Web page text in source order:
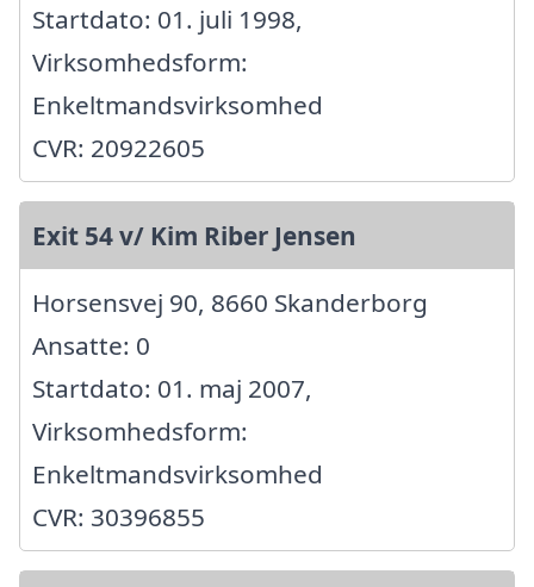
Startdato: 01. juli 1998,
Virksomhedsform:
Enkeltmandsvirksomhed
CVR: 20922605
Exit 54 v/ Kim Riber Jensen
Horsensvej 90, 8660 Skanderborg
Ansatte: 0
Startdato: 01. maj 2007,
Virksomhedsform:
Enkeltmandsvirksomhed
CVR: 30396855